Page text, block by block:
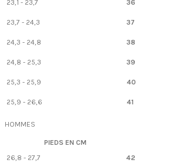
23,1 - 23,7 36
23,7 - 24,3 37
24,3 - 24,8 38
24,8 - 25,3 39
25,3 - 25,9 40
25,9 - 26,6 41
HOMMES
PIEDS EN CM
26,8 - 27,7
42